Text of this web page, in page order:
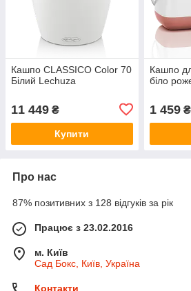
Кашпо CLASSICO Color 70
Білий Lechuza
11 449 ₴
Купити
Кашпо
біло
1 459₴
Про нас
87% позитивних з 128 відгуків за рік
Працює з 23.02.2016
м. Київ
Сад Бокс, Київ, Україна
Контакти